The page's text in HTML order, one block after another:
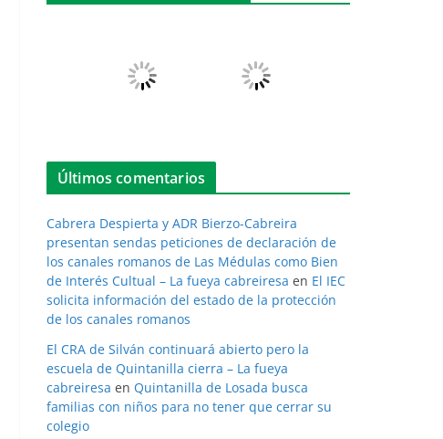
Últimos comentarios
Cabrera Despierta y ADR Bierzo-Cabreira
presentan sendas peticiones de declaración de
los canales romanos de Las Médulas como Bien
de Interés Cultual – La fueya cabreiresa en El IEC
solicita información del estado de la protección
de los canales romanos
El CRA de Silván continuará abierto pero la
escuela de Quintanilla cierra – La fueya
cabreiresa en Quintanilla de Losada busca
familias con niños para no tener que cerrar su
colegio